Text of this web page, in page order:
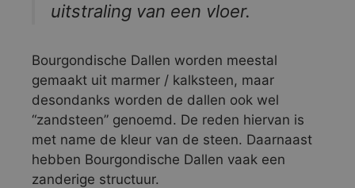
uitstraling van een vloer.
Bourgondische Dallen worden meestal
gemaakt uit marmer / kalksteen, maar
desondanks worden de dallen ook wel
“zandsteen” genoemd. De reden hiervan is
met name de kleur van de steen. Daarnaast
hebben Bourgondische Dallen vaak een
zanderige structuur.